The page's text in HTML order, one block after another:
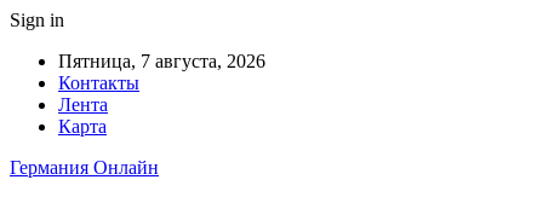
Sign in
Пятница, 7 августа, 2026
Контакты
Лента
Карта
Германия Онлайн